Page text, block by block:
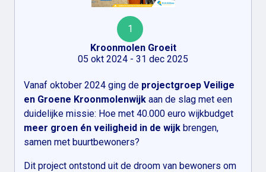
1
Kroonmolen Groeit
05 okt 2024 - 31 dec 2025
Vanaf oktober 2024 ging de projectgroep Veilige
en Groene Kroonmolenwijk aan de slag met een
duidelijke missie: Hoe met 40.000 euro wijkbudget
meer groen én veiligheid in de wijk brengen,
samen met buurtbewoners?
Dit project ontstond uit de droom van bewoners om